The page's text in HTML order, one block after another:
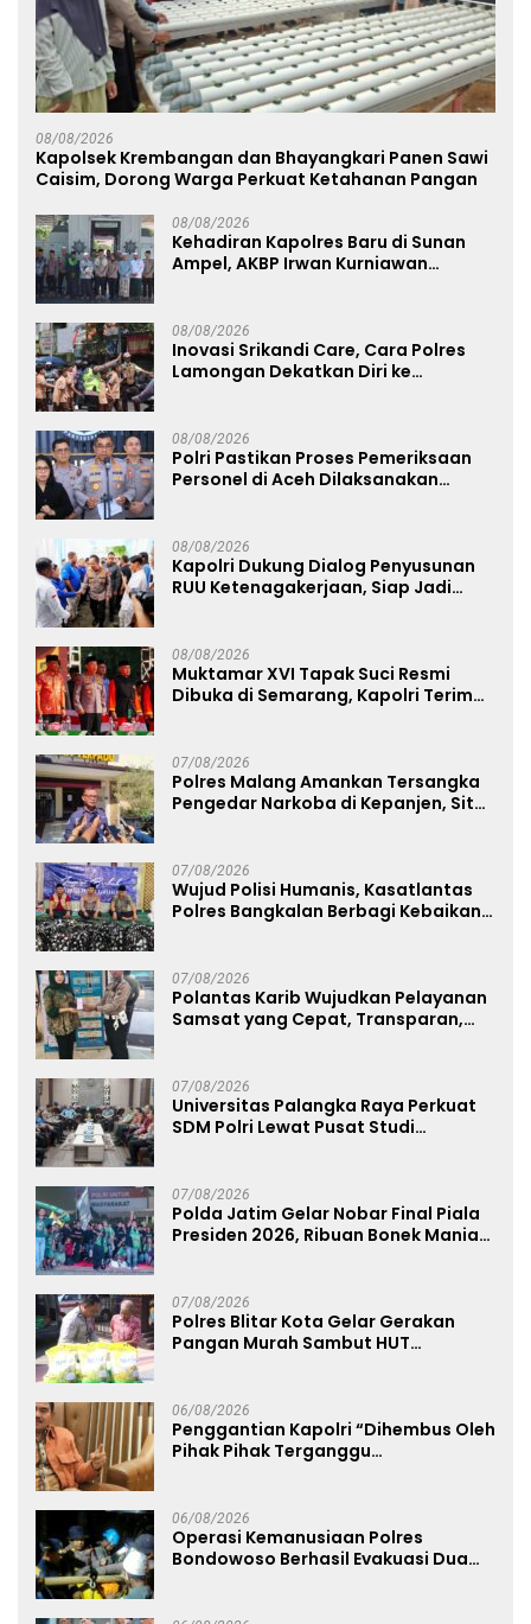
08/08/2026
Kapolsek Krembangan dan Bhayangkari Panen Sawi
Caisim, Dorong Warga Perkuat Ketahanan Pangan
08/08/2026
Kehadiran Kapolres Baru di Sunan
Ampel, AKBP Irwan Kurniawan
08/08/2026
Inovasi Srikandi Care, Cara Polres
Lamongan Dekatkan Diri ke
08/08/2026
Polri Pastikan Proses Pemeriksaan
Personel di Aceh Dilaksanakan
08/08/2026
Kapolri Dukung Dialog Penyusunan
RUU Ketenagakerjaan, Siap Jadi
08/08/2026
Muktamar XVI Tapak Suci Resmi
Dibuka di Semarang, Kapolri Terima
07/08/2026
Polres Malang Amankan Tersangka
Pengedar Narkoba di Kepanjen, Sita
07/08/2026
Wujud Polisi Humanis, Kasatlantas
Polres Bangkalan Berbagi Kebaikan
07/08/2026
Polantas Karib Wujudkan Pelayanan
Samsat yang Cepat, Transparan,
07/08/2026
Universitas Palangka Raya Perkuat
SDM Polri Lewat Pusat Studi
07/08/2026
Polda Jatim Gelar Nobar Final Piala
Presiden 2026, Ribuan Bonek Mania
07/08/2026
Polres Blitar Kota Gelar Gerakan
Pangan Murah Sambut HUT
06/08/2026
Penggantian Kapolri “Dihembus Oleh
Pihak Pihak Terganggu
06/08/2026
Operasi Kemanusiaan Polres
Bondowoso Berhasil Evakuasi Dua